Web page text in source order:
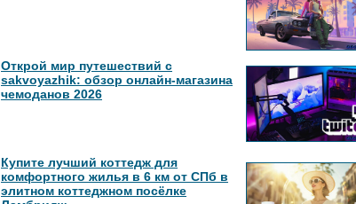
Открой мир путешествий с
sakvoyazhik: обзор онлайн-магазина
чемоданов 2026
Купите лучший коттедж для
комфортного жилья в 6 км от СПб в
элитном коттеджном посёлке